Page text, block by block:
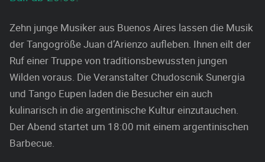
Zehn junge Musiker aus Buenos Aires lassen die Musik
der Tangogröße Juan d’Arienzo aufleben. Ihnen eilt der
Ruf einer Truppe von traditionsbewussten jungen
Wilden voraus. Die Veranstalter Chudoscnik Sunergia
und Tango Eupen laden die Besucher ein auch
kulinarisch in die argentinische Kultur einzutauchen.
Der Abend startet um 18:00 mit einem argentinischen
Barbecue.